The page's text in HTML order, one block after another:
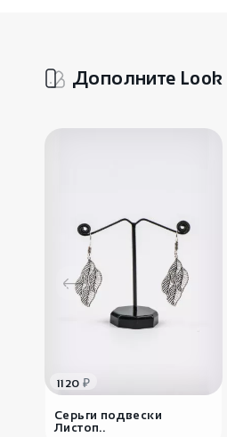
Дополните Look
1120 ₽
Серьги подвески
Листоп..